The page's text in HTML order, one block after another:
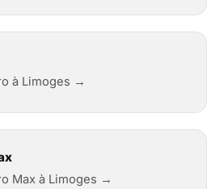
à Limoges →
Max à Limoges →